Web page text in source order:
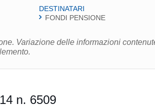
DESTINATARI
FONDI PENSIONE
Variazione delle informazioni
n. 6509